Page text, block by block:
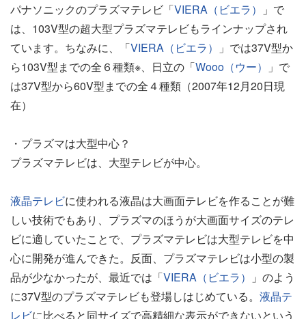
パナソニックのプラズマテレビ「VIERA（ビエラ）
」で
は、103V型の超大型プラズマテレビもラインナップされ
ています。ちなみに、「VIERA（ビエラ）
」では37V型か
ら103V型までの全６種類※、日立の「Wooo（ウー）
」で
は37V型から60V型までの全４種類（2007年12月20日現
在）
・プラズマは大型中心？
プラズマテレビは、大型テレビが中心。
液晶テレビに使われる液晶は大画面テレビを作ることが難
しい技術でもあり、プラズマのほうが大画面サイズのテレ
ビに適していたことで、プラズマテレビは大型テレビを中
心に開発が進んできた。反面、プラズマテレビは小型の製
品が少なかったが、最近では「VIERA（ビエラ）
」のよう
に37V型のプラズマテレビも登場しはじめている。 液晶テ
レビに比べると同サイズで高精細な表示ができないという